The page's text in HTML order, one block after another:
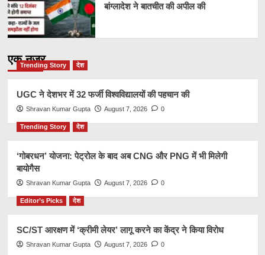
बांग्लादेश ने बातचीत की अपील की
एक नज़र
Trending Story देश
UGC ने देशभर में 32 फर्जी विश्वविद्यालयों की पहचान की
Shravan Kumar Gupta August 7, 2026 0
Trending Story देश
‘गोबरधन’ योजना: पेट्रोल के बाद अब CNG और PNG में भी मिलेगी
बायोगैस
Shravan Kumar Gupta August 7, 2026 0
Editor’s Picks देश
SC/ST आरक्षण में ‘क्रीमी लेयर’ लागू करने का केंद्र ने किया विरोध
Shravan Kumar Gupta August 7, 2026 0